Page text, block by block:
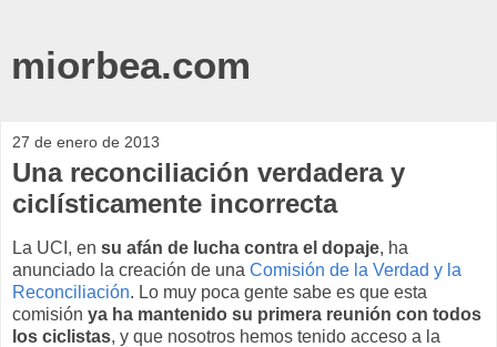
miorbea.com
27 de enero de 2013
Una reconciliación verdadera y
ciclísticamente incorrecta
La UCI, en su afán de lucha contra el dopaje, ha
anunciado la creación de una Comisión de la Verdad y la
Reconciliación. Lo muy poca gente sabe es que esta
comisión ya ha mantenido su primera reunión con todos
los ciclistas, y que nosotros hemos tenido acceso a la